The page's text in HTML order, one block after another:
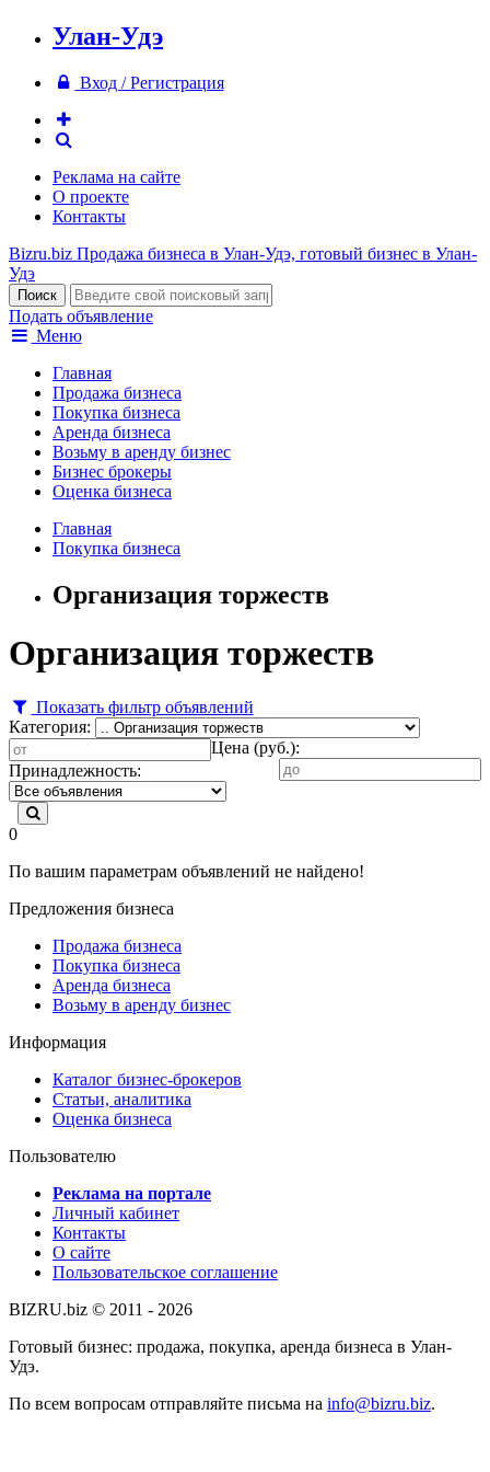
Улан-Удэ
Вход / Регистрация
Реклама на сайте
О проекте
Контакты
Bizru.biz Продажа бизнеса в Улан-Удэ, готовый бизнес в Улан-
Удэ
Подать объявление
Меню
Главная
Продажа бизнеса
Покупка бизнеса
Аренда бизнеса
Возьму в аренду бизнес
Бизнес брокеры
Оценка бизнеса
Главная
Покупка бизнеса
Организация торжеств
Организация торжеств
Показать фильтр объявлений
Категория:
Цена (руб.):
Принадлежность:
0
По вашим параметрам объявлений не найдено!
Предложения бизнеса
Продажа бизнеса
Покупка бизнеса
Аренда бизнеса
Возьму в аренду бизнес
Информация
Каталог бизнес-брокеров
Статьи, аналитика
Оценка бизнеса
Пользователю
Реклама на портале
Личный кабинет
Контакты
О сайте
Пользовательское соглашение
BIZRU.biz © 2011 - 2026
Готовый бизнес: продажа, покупка, аренда бизнеса в Улан-
Удэ.
По всем вопросам отправляйте письма на info@bizru.biz.